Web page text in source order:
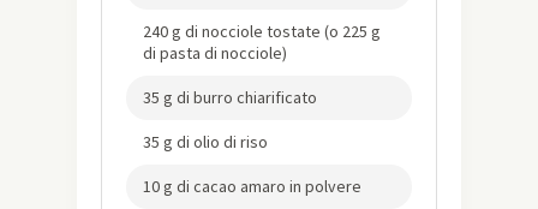
240 g di nocciole tostate (o 225 g
di pasta di nocciole)
35 g di burro chiarificato
35 g di olio di riso
10 g di cacao amaro in polvere